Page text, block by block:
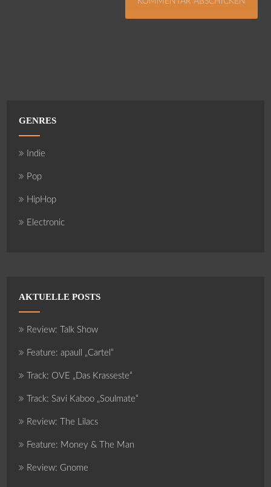
GENRES
Indie
Pop
HipHop
Electronic
AKTUELLE POSTS
Review: Talk Show
Feature: apaull „Cartel“
Track: OVE „Das Krasseste“
Track: Savi Kaboo „Soulmate“
Review: The Lilacs
Feature: Money & The Man
Review: Gnome